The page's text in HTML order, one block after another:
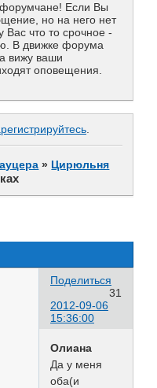
Если Вы
но на него нет
Вас что то срочное -
В движке форума
вижу ваши
оповещения.
.
» Цирюльня
Поделиться
31
2012-09-06
15:36:00
Олиана
Да у меня
оба(и